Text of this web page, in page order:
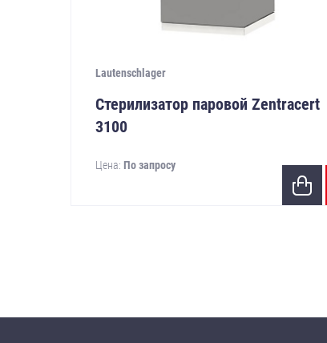
Lautenschlager
Стерилизатор паровой Zentracert
3100
Цена: По запросу